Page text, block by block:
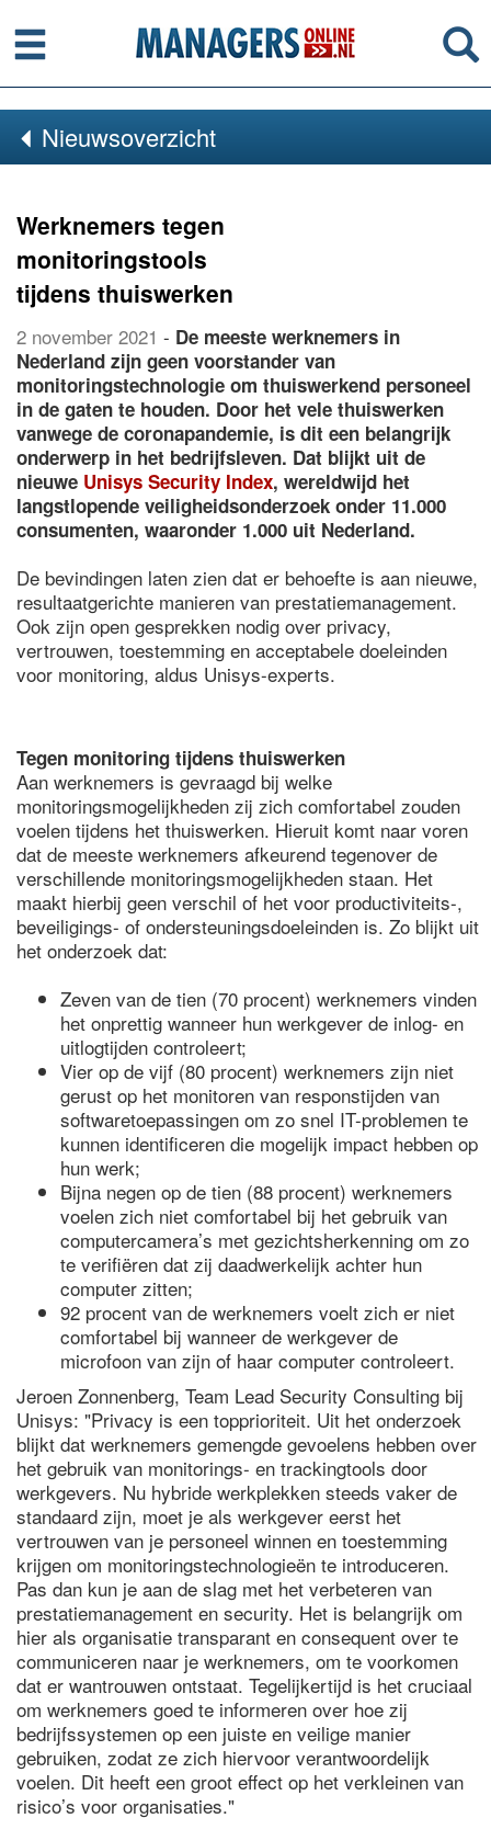
Menu
Nieuwsoverzicht
Werknemers tegen
monitoringstools
tijdens thuiswerken
2 november 2021 - De meeste werknemers in
Nederland zijn geen voorstander van
monitoringstechnologie om thuiswerkend personeel
in de gaten te houden. Door het vele thuiswerken
vanwege de coronapandemie, is dit een belangrijk
onderwerp in het bedrijfsleven. Dat blijkt uit de
nieuwe Unisys Security Index, wereldwijd het
langstlopende veiligheidsonderzoek onder 11.000
consumenten, waaronder 1.000 uit Nederland.
De bevindingen laten zien dat er behoefte is aan nieuwe,
resultaatgerichte manieren van prestatiemanagement.
Ook zijn open gesprekken nodig over privacy,
vertrouwen, toestemming en acceptabele doeleinden
voor monitoring, aldus Unisys-experts.
Tegen monitoring tijdens thuiswerken
Aan werknemers is gevraagd bij welke
monitoringsmogelijkheden zij zich comfortabel zouden
voelen tijdens het thuiswerken. Hieruit komt naar voren
dat de meeste werknemers afkeurend tegenover de
verschillende monitoringsmogelijkheden staan. Het
maakt hierbij geen verschil of het voor productiviteits-,
beveiligings- of ondersteuningsdoeleinden is. Zo blijkt uit
het onderzoek dat:
Zeven van de tien (70 procent) werknemers vinden
het onprettig wanneer hun werkgever de inlog- en
uitlogtijden controleert;
Vier op de vijf (80 procent) werknemers zijn niet
gerust op het monitoren van responstijden van
softwaretoepassingen om zo snel IT-problemen te
kunnen identificeren die mogelijk impact hebben op
hun werk;
Bijna negen op de tien (88 procent) werknemers
voelen zich niet comfortabel bij het gebruik van
computercamera’s met gezichtsherkenning om zo
te verifiëren dat zij daadwerkelijk achter hun
computer zitten;
92 procent van de werknemers voelt zich er niet
comfortabel bij wanneer de werkgever de
microfoon van zijn of haar computer controleert.
Jeroen Zonnenberg, Team Lead Security Consulting bij
Unisys: "Privacy is een topprioriteit. Uit het onderzoek
blijkt dat werknemers gemengde gevoelens hebben over
het gebruik van monitorings- en trackingtools door
werkgevers. Nu hybride werkplekken steeds vaker de
standaard zijn, moet je als werkgever eerst het
vertrouwen van je personeel winnen en toestemming
krijgen om monitoringstechnologieën te introduceren.
Pas dan kun je aan de slag met het verbeteren van
prestatiemanagement en security. Het is belangrijk om
hier als organisatie transparant en consequent over te
communiceren naar je werknemers, om te voorkomen
dat er wantrouwen ontstaat. Tegelijkertijd is het cruciaal
om werknemers goed te informeren over hoe zij
bedrijfssystemen op een juiste en veilige manier
gebruiken, zodat ze zich hiervoor verantwoordelijk
voelen. Dit heeft een groot effect op het verkleinen van
risico’s voor organisaties."